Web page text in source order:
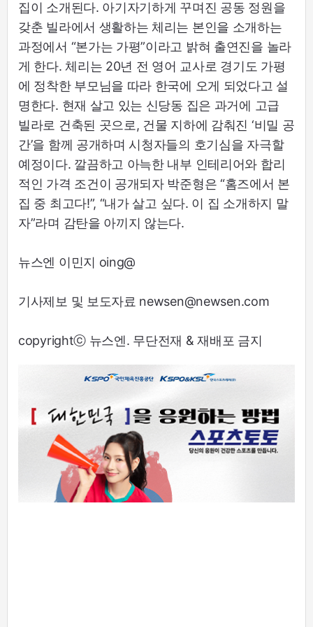
집이 소개된다. 아기자기하게 꾸며진 공동 정원을
갖춘 빌라에서 생활하는 체리는 본인을 소개하는
과정에서 “본가는 가평”이라고 밝혀 출연진을 놀라
게 한다. 체리는 20년 전 영어 교사로 경기도 가평
에 정착한 부모님을 따라 한국에 오게 되었다고 설
명한다. 현재 살고 있는 신당동 집은 과거에 고급
빌라로 건축된 곳으로, 건물 지하에 감춰진 ‘비밀 공
간’을 함께 공개하며 시청자들의 호기심을 자극할
예정이다. 깔끔하고 아늑한 내부 인테리어와 합리
적인 가격 조건이 공개되자 박준형은 “홈즈에서 본
집 중 최고다!”, “내가 살고 싶다. 이 집 소개하지 말
자”라며 감탄을 아끼지 않는다.
뉴스엔 이민지 oing@
기사제보 및 보도자료 newsen@newsen.com
copyrightⓒ 뉴스엔. 무단전재 & 재배포 금지